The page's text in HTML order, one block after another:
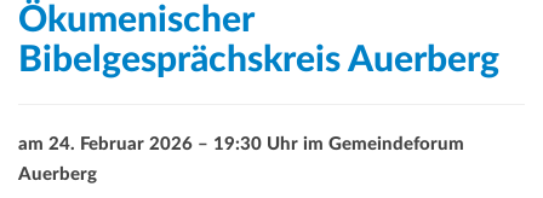
Ökumenischer
Bibelgesprächskreis Auerberg
am 24. Februar 2026 – 19:30 Uhr im Gemeindeforum
Auerberg